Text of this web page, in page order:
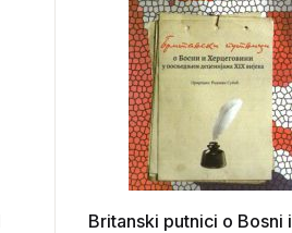
Britanski putnici o Bosni i